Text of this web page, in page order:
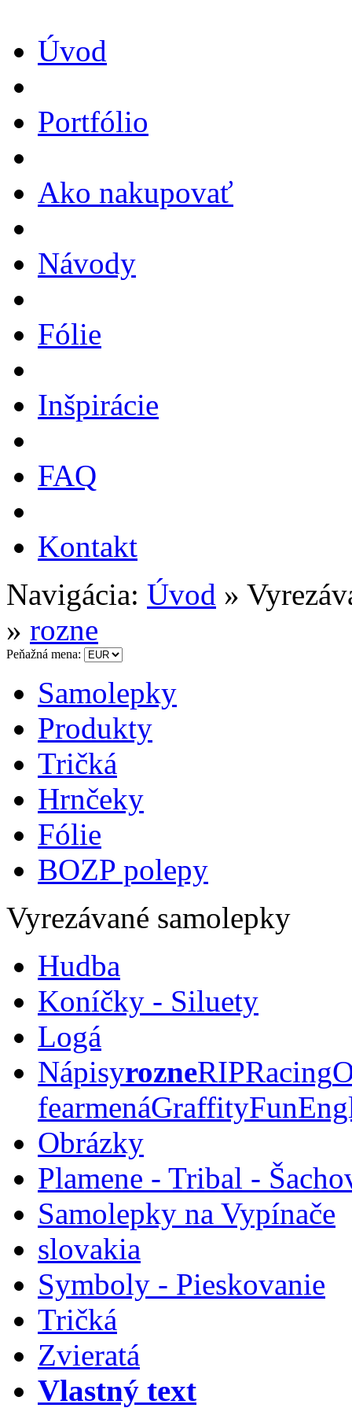
Úvod
Portfólio
Ako nakupovať
Návody
Fólie
Inšpirácie
FAQ
Kontakt
Navigácia: Úvod »
» rozne
Peňažná mena:
Samolepky
Produkty
Tričká
Hrnčeky
Fólie
BOZP polepy
Vyrezávané samolepky
Hudba
Koníčky - Siluety
Logá
NápisyrozneRIPRacing
fearmenáGraffityFun
Obrázky
Plamene - Tribal -
Samolepky na Vypínače
slovakia
Symboly - Pieskovanie
Tričká
Zvieratá
Vlastný text